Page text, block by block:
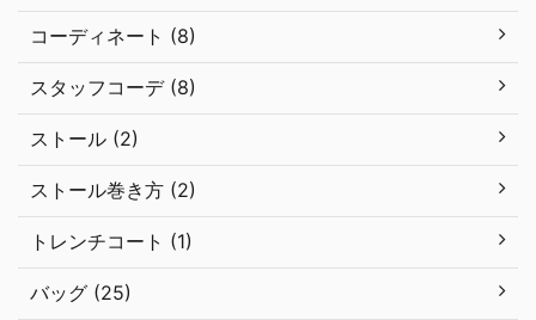
コーディネート (8)
スタッフコーデ (8)
ストール (2)
ストール巻き方 (2)
トレンチコート (1)
バッグ (25)